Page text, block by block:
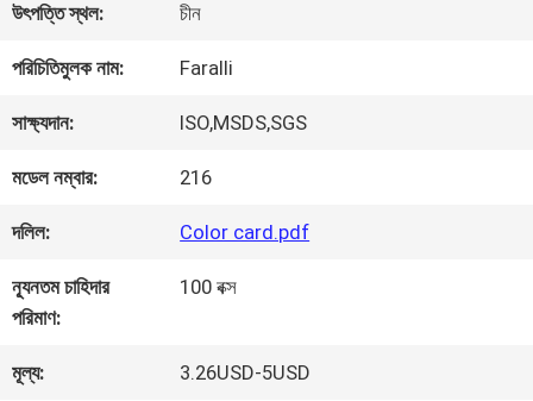
ভিডিও
আমাদের
সম্পর্কে
কারখানা
উৎপত্তি স্থল: চীন
পরিচিতিমুলক নাম: Faralli
সাক্ষ্যদান: ISO,MSDS,SGS
মডেল নম্বার: 216
দলিল: Color card.pdf
ন্যূনতম চাহিদার
পরিমাণ:
100 বক্স
মূল্য: 3.26USD-5USD